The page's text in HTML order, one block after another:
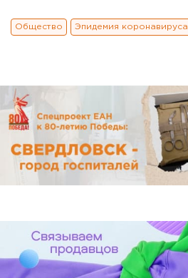
Общество Эпидемия коронавируса